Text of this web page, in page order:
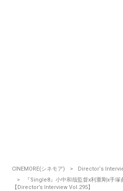
CINEMORE(シネモア)
Director‘s
『Single8』小中和哉監督x利重剛x手
【Director’s Interview Vol.295】